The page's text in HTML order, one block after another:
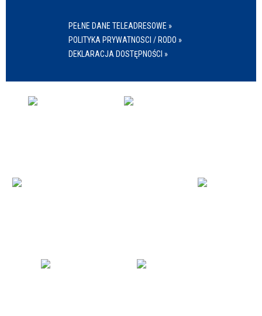
PEŁNE DANE TELEADRESOWE »
POLITYKA PRYWATNOSCI / RODO »
DEKLARACJA DOSTĘPNOŚCI »